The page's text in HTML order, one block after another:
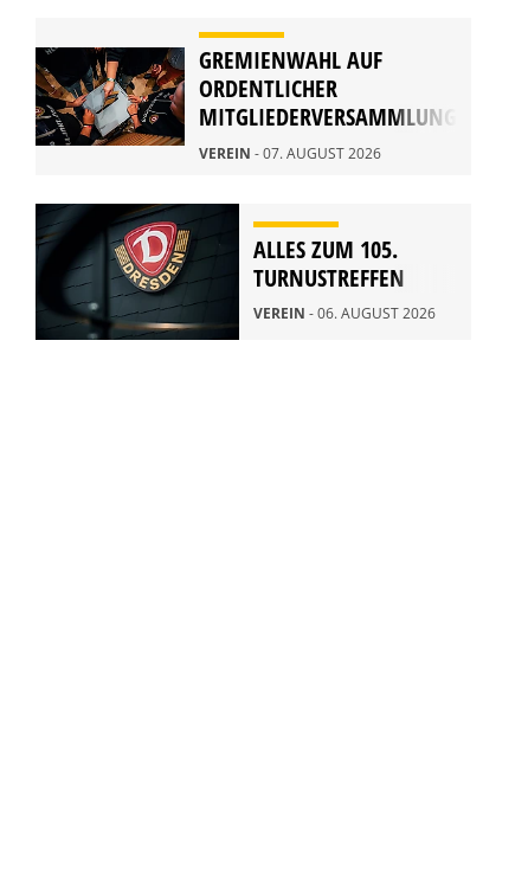
GREMIENWAHL AUF
ORDENTLICHER
MITGLIEDERVERSAMMLUNG
2026
VEREIN - 07. AUGUST 2026
ALLES ZUM 105.
TURNUSTREFFEN
VEREIN - 06. AUGUST 2026